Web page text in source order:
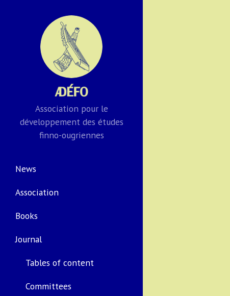
Association pour le
développement des études
finno-ougriennes
News
Association
Books
Journal
Tables of content
Committees